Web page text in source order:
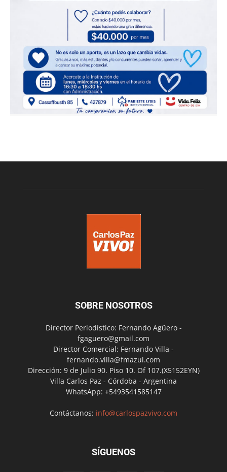
SOBRE NOSOTROS
Director Periodístico: Fernando Agüero -
fgaguero@gmail.com
Director Comercial: Fernando Villa -
fernando.villa@fmazul.com
Dirección: 9 de Julio 90. Piso 10. Of 107.(X5152EYN)
Villa Carlos Paz - Córdoba - Argentina
WhatsApp: +5493541585147
Contáctanos: info@carlospazvivo.com
SÍGUENOS